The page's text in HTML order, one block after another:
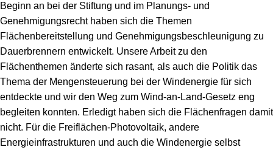
Beginn an bei der Stiftung und im Planungs- und
Genehmigungsrecht haben sich die Themen
Flächenbereitstellung und Genehmigungsbeschleunigung zu
Dauerbrennern entwickelt. Unsere Arbeit zu den
Flächenthemen änderte sich rasant, als auch die Politik das
Thema der Mengensteuerung bei der Windenergie für sich
entdeckte und wir den Weg zum Wind-an-Land-Gesetz eng
begleiten konnten. Erledigt haben sich die Flächenfragen damit
nicht. Für die Freiflächen-Photovoltaik, andere
Energieinfrastrukturen und auch die Windenergie selbst